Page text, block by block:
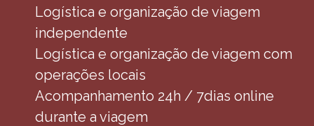
Logística e organização de viagem
independente
Logística e organização de viagem com
operações locais
Acompanhamento 24h / 7dias online
durante a viagem